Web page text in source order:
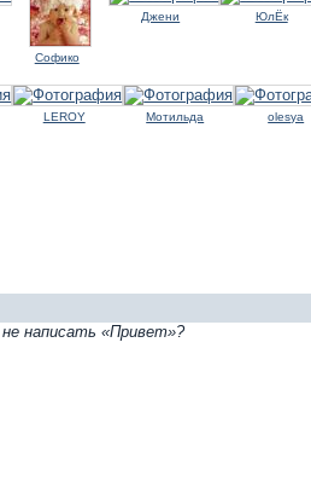
Софико
Джени ЮлЁк
LEROY Мотильда olesya
написать «Привет»?